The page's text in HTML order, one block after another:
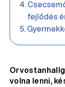
fejlődés
volna lenni,